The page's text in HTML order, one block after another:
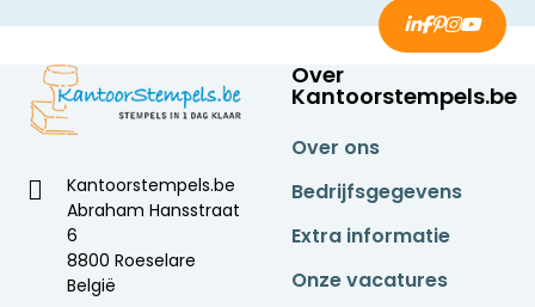
Kantoorstempels.be
Abraham Hansstraat
6
8800 Roeselare
België
Over
Kantoorstempels.be
Over ons
Bedrijfsgegevens
Extra informatie
Onze vacatures